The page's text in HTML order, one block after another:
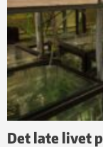
Det late livet